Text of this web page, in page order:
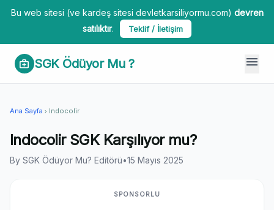
Bu web sitesi (ve kardeş sitesi devletkarsiliyormu.com) devren
satılıktır. Teklif / İletişim
medical_services SGK Ödüyor Mu ? menu
Ana Sayfa chevron_right Indocolir
Indocolir SGK Karşılıyor mu?
By SGK Ödüyor Mu? Editörü•15 Mayıs 2025
SPONSORLU